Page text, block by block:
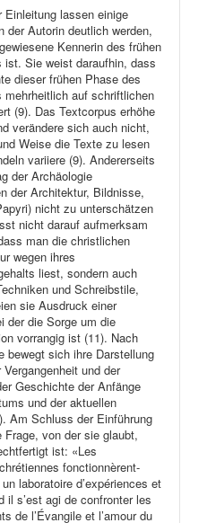
Einleitung lassen einige
der Autorin deutlich werden,
Kennerin des frühen
ist. Sie weist daraufhin, dass
dieser frühen Phase des
mehrheitlich auf schriftlichen
(9). Das Textcorpus erhöhe
verändere sich auch nicht,
Weise die Texte zu lesen
variiere (9). Andererseits
der Archäologie
der Architektur, Bildnisse,
nicht zu unterschätzen
nicht darauf aufmerksam
man die christlichen
wegen ihres
liest, sondern auch
und Schreibstile,
sie Ausdruck einer
der die Sorge um die
vorrangig ist (11). Nach
bewegt sich ihre Darstellung
und der
Geschichte der Anfänge
und der aktuellen
Am Schluss der Einführung
von der sie glaubt,
ist: «Les
fonctionnèrent-
laboratoire d’expériences et
il s’est agi de confronter les
de l’Évangile et l’amour du